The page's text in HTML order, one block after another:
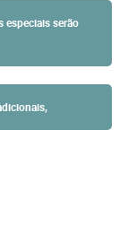
especiais serão